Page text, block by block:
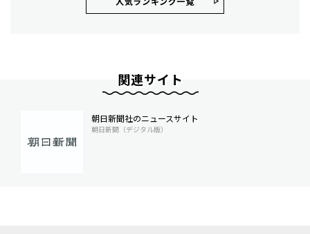
関連サイト
朝日新聞社のニュースサイト
朝日新聞（デジタル版）